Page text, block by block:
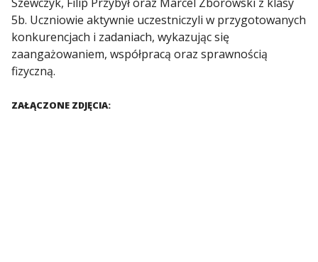
5b. Uczniowie aktywnie uczestniczyli w przygotowanych
konkurencjach i zadaniach, wykazując się
zaangażowaniem, współpracą oraz sprawnością
fizyczną.
ZAŁĄCZONE ZDJĘCIA: